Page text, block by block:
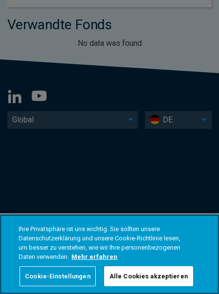
Verwandte Fonds
No data was found
Global DE
Ihre Privatsphäre ist uns wichtig. Sie sollten unsere
Datenschutzerklärung und unsere Cookie-Richtlinie lesen,
um besser zu verstehen, wie wir Ihre personenbezogenen
Daten verwenden. Mehr erfahren
Cookie-Einstellungen Alle Cookies akzeptieren